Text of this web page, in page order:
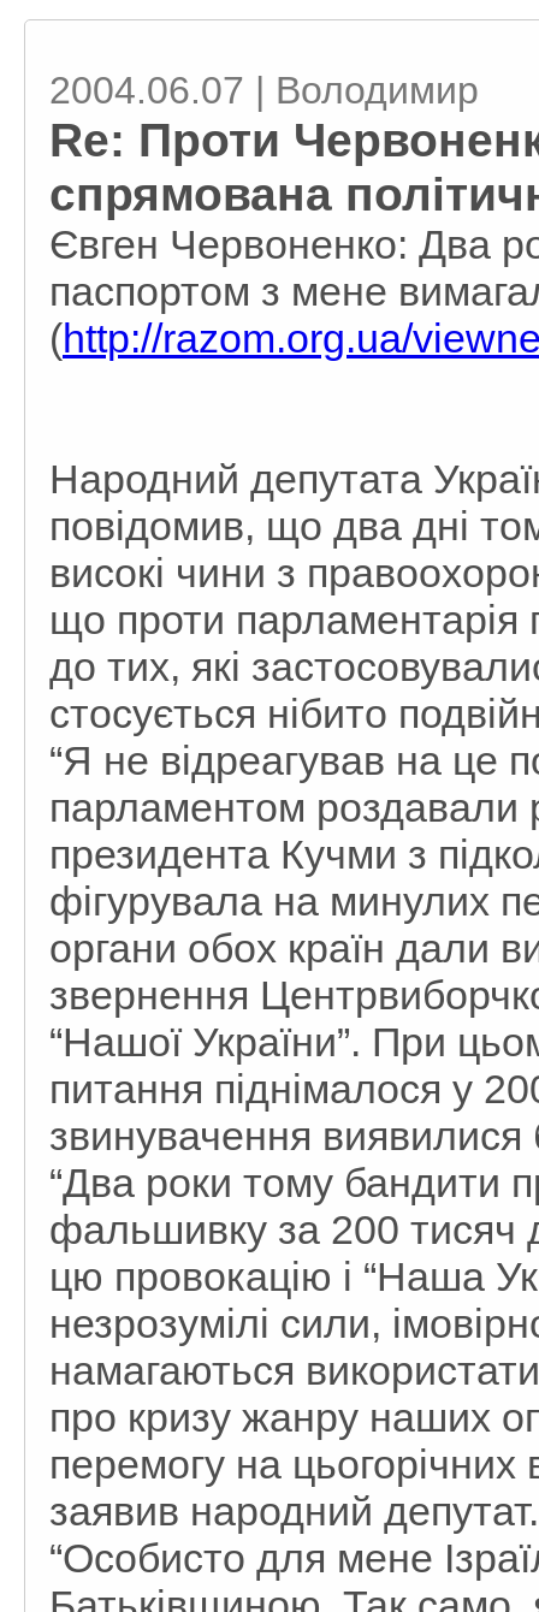
2004.06.07 | Володимир
Re: Проти
спрямована
Євген Червоненко: Два
паспортом з мене
(http://razom.org.ua/
Народний депутата
повідомив, що два дні
високі чини з
що проти парламентарія
до тих, які
стосується нібито
“Я не відреагував на це
парламентом роздавали
президента Кучми з
фігурувала на минулих
органи обох країн дали
звернення
“Нашої України”. При
питання піднімалося у
звинувачення виявилися
“Два роки тому бандити
фальшивку за 200 тисяч
цю провокацію і “Наша
незрозумілі сили,
намагаються
про кризу жанру наших
перемогу на
заявив народний депутат.
“Особисто для мене